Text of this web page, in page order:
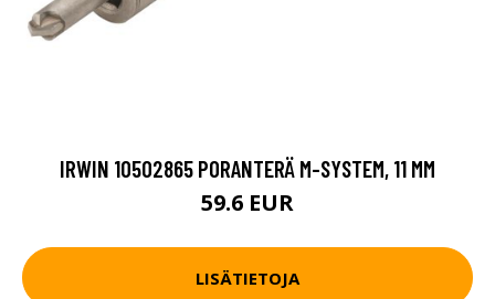
IRWIN 10502865 PORANTERÄ M-SYSTEM, 11 MM
59.6 EUR
LISÄTIETOJA